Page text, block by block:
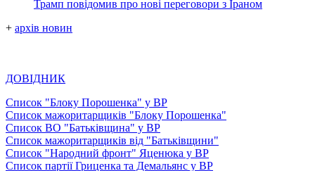
Трамп повідомив про нові переговори з Іраном
+ архів новин
ДОВІДНИК
Список "Блоку Порошенка" у ВР
Список мажоритарщиків "Блоку Порошенка"
Список ВО "Батьківщина" у ВР
Список мажоритарщиків від "Батьківщини"
Список "Народний фронт" Яценюка у ВР
Список партії Гриценка та Демальянс у ВР